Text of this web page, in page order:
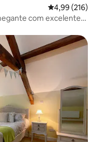
4,99 de uma
4,99 (216)
com excelente